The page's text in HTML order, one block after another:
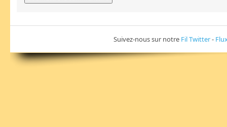
Suivez-nous sur notre Fil Twitter-